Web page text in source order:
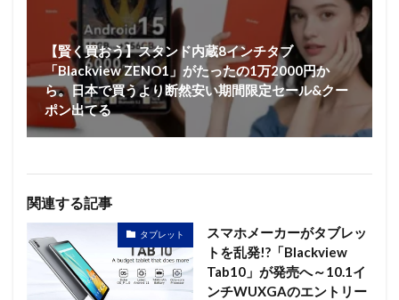
【賢く買おう】スタンド内蔵8インチタブ
「Blackview ZENO1」がたったの1万2000円か
ら。日本で買うより断然安い期間限定セール&クー
ポン出てる
関連する記事
タブレット
スマホメーカーがタブレッ
トを乱発!?「Blackview
Tab10」が発売へ～10.1イ
ンチWUXGAのエントリー